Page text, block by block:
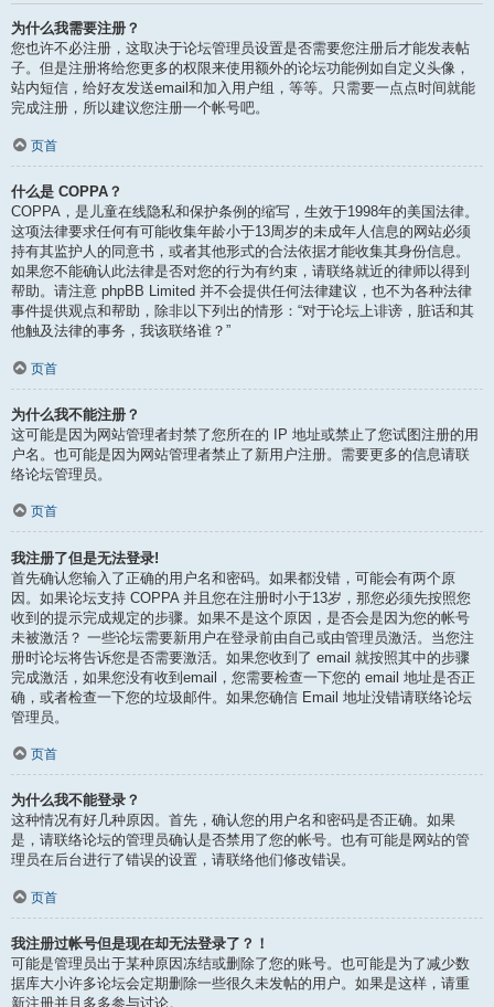
为什么我需要注册？
您也许不必注册，这取决于论坛管理员设置是否需要您注册后才能发表帖
子。但是注册将给您更多的权限来使用额外的论坛功能例如自定义头像，
站内短信，给好友发送email和加入用户组，等等。只需要一点点时间就能
完成注册，所以建议您注册一个帐号吧。
页首
什么是 COPPA？
COPPA，是儿童在线隐私和保护条例的缩写，生效于1998年的美国法律。
这项法律要求任何有可能收集年龄小于13周岁的未成年人信息的网站必须
持有其监护人的同意书，或者其他形式的合法依据才能收集其身份信息。
如果您不能确认此法律是否对您的行为有约束，请联络就近的律师以得到
帮助。请注意 phpBB Limited 并不会提供任何法律建议，也不为各种法律
事件提供观点和帮助，除非以下列出的情形：“对于论坛上诽谤，脏话和其
他触及法律的事务，我该联络谁？”
页首
为什么我不能注册？
这可能是因为网站管理者封禁了您所在的 IP 地址或禁止了您试图注册的用
户名。也可能是因为网站管理者禁止了新用户注册。需要更多的信息请联
络论坛管理员。
页首
我注册了但是无法登录!
首先确认您输入了正确的用户名和密码。如果都没错，可能会有两个原
因。如果论坛支持 COPPA 并且您在注册时小于13岁，那您必须先按照您
收到的提示完成规定的步骤。如果不是这个原因，是否会是因为您的帐号
未被激活？ 一些论坛需要新用户在登录前由自己或由管理员激活。当您注
册时论坛将告诉您是否需要激活。如果您收到了 email 就按照其中的步骤
完成激活，如果您没有收到email，您需要检查一下您的 email 地址是否正
确，或者检查一下您的垃圾邮件。如果您确信 Email 地址没错请联络论坛
管理员。
页首
为什么我不能登录？
这种情况有好几种原因。首先，确认您的用户名和密码是否正确。如果
是，请联络论坛的管理员确认是否禁用了您的帐号。也有可能是网站的管
理员在后台进行了错误的设置，请联络他们修改错误。
页首
我注册过帐号但是现在却无法登录了？！
可能是管理员出于某种原因冻结或删除了您的账号。也可能是为了减少数
据库大小许多论坛会定期删除一些很久未发帖的用户。如果是这样，请重
新注册并且多多参与讨论。